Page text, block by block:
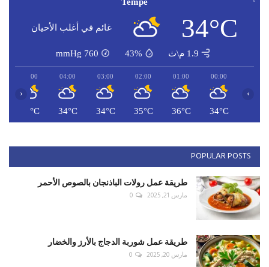
34°C غائم في أغلب الأحيان
1.9 م\ث 43%
760
mmHg
00:00
34°C
01:00
36°C
02:00
35°C
03:00
34°C
04:00
34°C
05:00
33°C
‹ ›
POPULAR POSTS
طريقة عمل رولات الباذنجان بالصوص الأحمر
مارس 21, 2025 0
طريقة عمل شوربة الدجاج بالأرز والخضار
مارس 20, 2025 0